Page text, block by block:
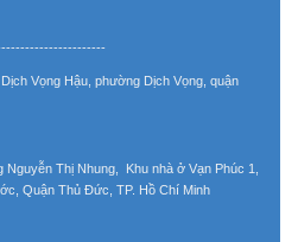
Vọng Hậu, phường Dịch Vọng, quận
Thị Nhung, Khu nhà ở Vạn Phúc 1,
Quận Thủ Đức, TP. Hồ Chí Minh